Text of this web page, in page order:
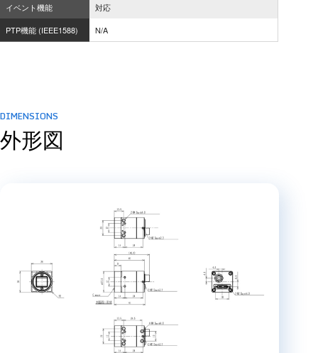
イベント機能
対応
PTP機能 (IEEE1588)
N/A
DIMENSIONS
外形図